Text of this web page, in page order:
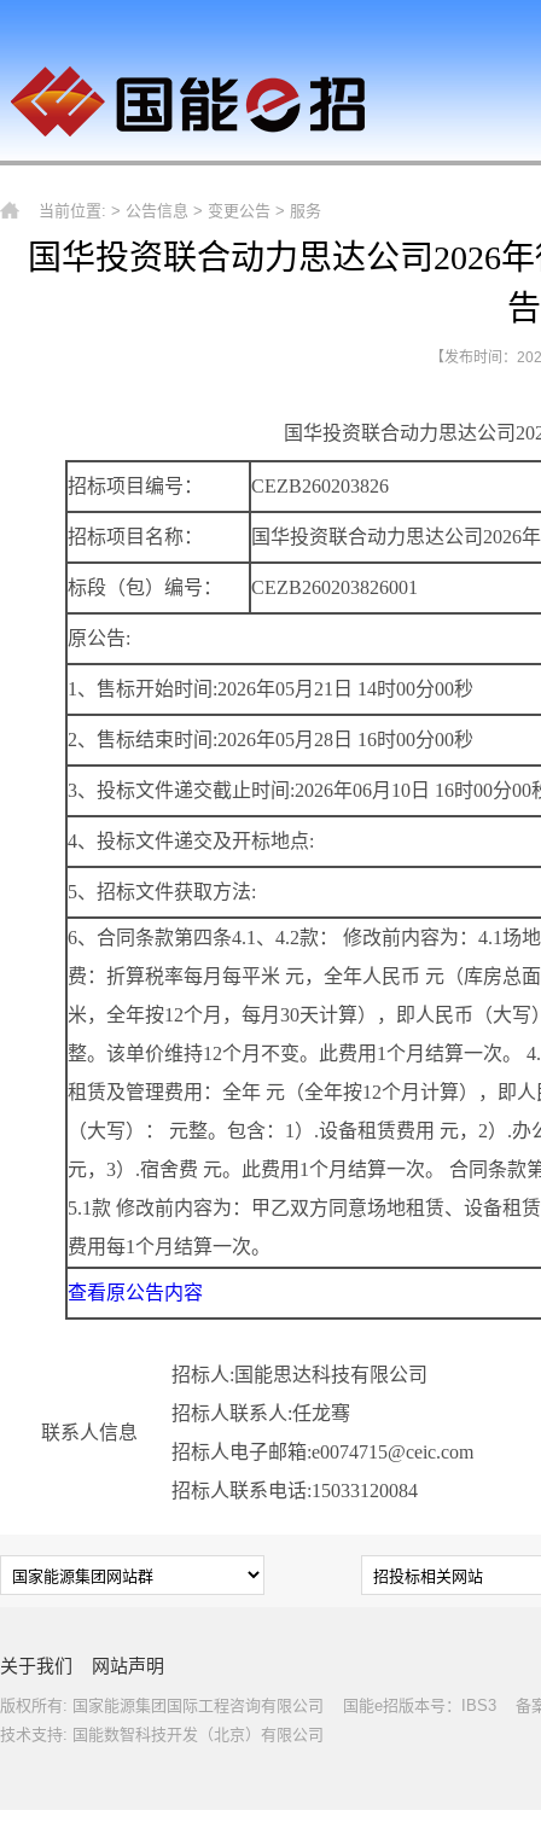
当前位置: > 公告信息 > 变更公告 > 服务
国华投资联合动力思达公司2026
【发布时间：
国华投资联合动力思达公司
招标项目编号： CEZB260203826
招标项目名称： 国华投资联合动力思达公司2026
标段（包）编号： CEZB260203826001
原公告:
1、售标开始时间:2026年05月21日 14时00分00秒
2、售标结束时间:2026年05月28日 16时00分00秒
3、投标文件递交截止时间:2026年06月10日 16时00分00
4、投标文件递交及开标地点:
5、招标文件获取方法:
6、合同条款第四条4.1、4.2款： 修改前内容为：4.1场
费：折算税率每月每平米 元，全年人民币 元（库房总
米，全年按12个月，每月30天计算），即人民币（大写
整。该单价维持12个月不变。此费用1个月结算一次。
租赁及管理费用：全年 元（全年按12个月计算），即人
（大写）： 元整。包含：1）.设备租赁费用 元，2）.办
元，3）.宿舍费 元。此费用1个月结算一次。 合同条款
5.1款 修改前内容为：甲乙双方同意场地租赁、设备租
费用每1个月结算一次。
查看原公告内容
联系人信息
招标人:国能思达科技有限公司
招标人联系人:任龙骞
招标人电子邮箱:e0074715@ceic.com
招标人联系电话:15033120084
关于我们 网站声明
版权所有: 国家能源集团国际工程咨询有限公司 国能e招版本号：IBS3 备
技术支持: 国能数智科技开发（北京）有限公司